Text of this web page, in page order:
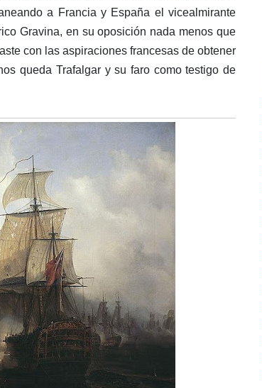
a Francia y España el vicealmirante
Gravina, en su oposición nada menos que
con las aspiraciones francesas de obtener
queda Trafalgar y su faro como testigo de